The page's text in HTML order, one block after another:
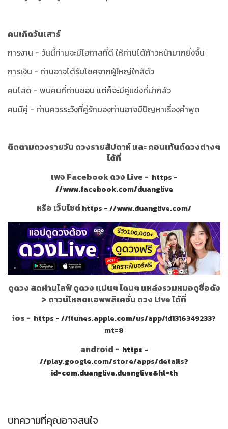
คนเกิดวันเสาร์
การงาน - วันนี้ท่านจะมีโอกาสที่ดี ให้ท่านได้ก้าวหน้ามากยิ่งจึ้น
การเงิน - ท่านอาจได้รับโชคจากผู้ใหญ่ใกล้ตัว
คนโสด - พบคนที่ท่านชอบ แต่ก็จะมีคู่แข่งที่น่ากลัว
คนมีคู่ - ท่านควรระวังที่คู่รักของท่านอาจมีปัญหาเรื่องคำพูด
ติดตามดวงรายวัน ดวงรายสัปดาห์ และ คอนเท้นต์ดวงต่างๆ
ได้ที่
เพจ Facebook ดวง Live - https -
//www.facebook.com/duanglive
หรือ เว็บไซต์https - //www.duanglive.com/
ดูดวง สดผ่านไลฟ์ ดูดวง แม่นๆ โดนๆ แหล่งรวมหมอดูชื่อดัง
> ดาวน์โหลดแอพพลิเคชั่น ดวง Live ได้ที่
ios - https - //itunes.apple.com/us/app/id1316349233?
mt=8
android - https -
//play.google.com/store/apps/details?
id=com.duanglive.duanglive&hl=th
บทความที่คุณอาจสนใจ